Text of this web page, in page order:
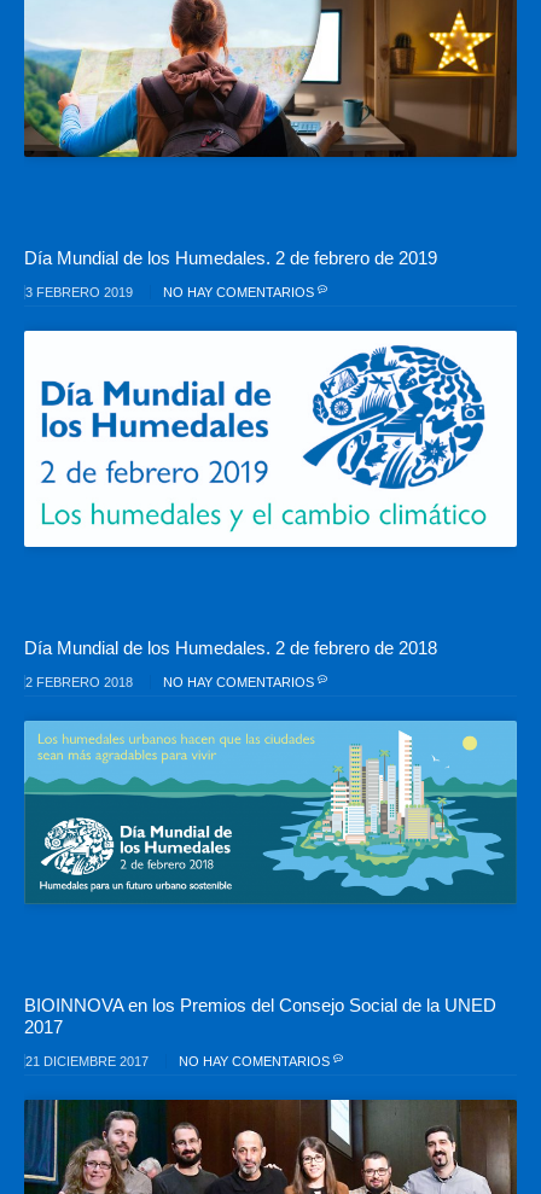
Día Mundial de los Humedales. 2 de febrero de 2019
3 FEBRERO 2019 NO HAY COMENTARIOS
Día Mundial de los Humedales. 2 de febrero de 2018
2 FEBRERO 2018 NO HAY COMENTARIOS
BIOINNOVA en los Premios del Consejo Social de la UNED
2017
21 DICIEMBRE 2017 NO HAY COMENTARIOS